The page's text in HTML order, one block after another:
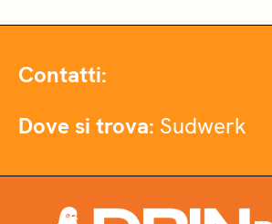
Contatti:
Dove si trova: Sudwerk